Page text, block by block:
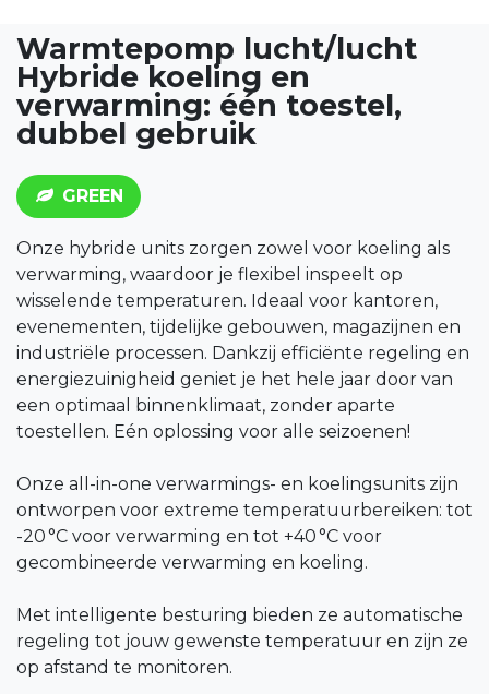
Warmtepomp lucht/lucht
Hybride koeling en
verwarming: één toestel,
dubbel gebruik
GREEN
Onze hybride units zorgen zowel voor koeling als
verwarming, waardoor je flexibel inspeelt op
wisselende temperaturen. Ideaal voor kantoren,
evenementen, tijdelijke gebouwen, magazijnen en
industriële processen. Dankzij efficiënte regeling en
energiezuinigheid geniet je het hele jaar door van
een optimaal binnenklimaat, zonder aparte
toestellen. Eén oplossing voor alle seizoenen!
Onze all-in-one verwarmings- en koelingsunits zijn
ontworpen voor extreme temperatuurbereiken: tot
-20 °C voor verwarming en tot +40 °C voor
gecombineerde verwarming en koeling.
Met intelligente besturing bieden ze automatische
regeling tot jouw gewenste temperatuur en zijn ze
op afstand te monitoren.